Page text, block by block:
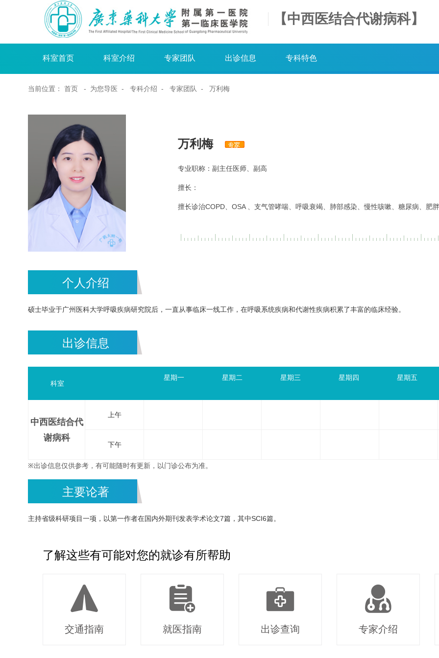
【中西医结合代谢病科】
科室首页 科室介绍 专家团队 出诊信息 专科特色
当前位置： 首页 - 为您导医 - 专科介绍 - 专家团队 - 万利梅
万利梅
专业职称：副主任医师、副高
擅长：
擅长诊治COPD、OSA 、支气管哮喘、呼吸衰竭、肺部感染、慢性咳嗽、糖尿病、肥胖
个人介绍
硕士毕业于广州医科大学呼吸疾病研究院后，一直从事临床一线工作，在呼吸系统疾病和代谢性疾病积累了丰富的临床经验。
出诊信息
科室
星期一 星期二 星期三 星期四 星期五
中西医结合代
谢病科
上午
下午
※出诊信息仅供参考，有可能随时有更新，以门诊公布为准。
主要论著
主持省级科研项目一项，以第一作者在国内外期刊发表学术论文7篇，其中SCI6篇。
了解这些有可能对您的就诊有所帮助
交通指南 就医指南 出诊查询 专家介绍